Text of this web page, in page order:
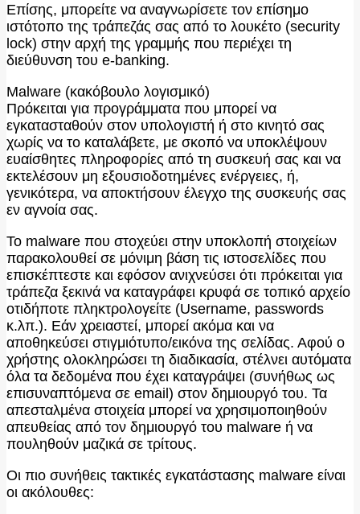
Επίσης, μπορείτε να αναγνωρίσετε τον επίσημο
ιστότοπο της τράπεζάς σας από το λουκέτο (security
lock) στην αρχή της γραμμής που περιέχει τη
διεύθυνση του e-banking.
Μalware (κακόβουλο λογισμικό)
Πρόκειται για προγράμματα που μπορεί να
εγκατασταθούν στον υπολογιστή ή στο κινητό σας
χωρίς να το καταλάβετε, με σκοπό να υποκλέψουν
ευαίσθητες πληροφορίες από τη συσκευή σας και να
εκτελέσουν μη εξουσιοδοτημένες ενέργειες, ή,
γενικότερα, να αποκτήσουν έλεγχο της συσκευής σας
εν αγνοία σας.
Το malware που στοχεύει στην υποκλοπή στοιχείων
παρακολουθεί σε μόνιμη βάση τις ιστοσελίδες που
επισκέπτεστε και εφόσον ανιχνεύσει ότι πρόκειται για
τράπεζα ξεκινά να καταγράφει κρυφά σε τοπικό αρχείο
οτιδήποτε πληκτρολογείτε (Username, passwords
κ.λπ.). Εάν χρειαστεί, μπορεί ακόμα και να
αποθηκεύσει στιγμιότυπο/εικόνα της σελίδας. Αφού ο
χρήστης ολοκληρώσει τη διαδικασία, στέλνει αυτόματα
όλα τα δεδομένα που έχει καταγράψει (συνήθως ως
επισυναπτόμενα σε email) στον δημιουργό του. Τα
απεσταλμένα στοιχεία μπορεί να χρησιμοποιηθούν
απευθείας από τον δημιουργό του malware ή να
πουληθούν μαζικά σε τρίτους.
Οι πιο συνήθεις τακτικές εγκατάστασης malware είναι
οι ακόλουθες: